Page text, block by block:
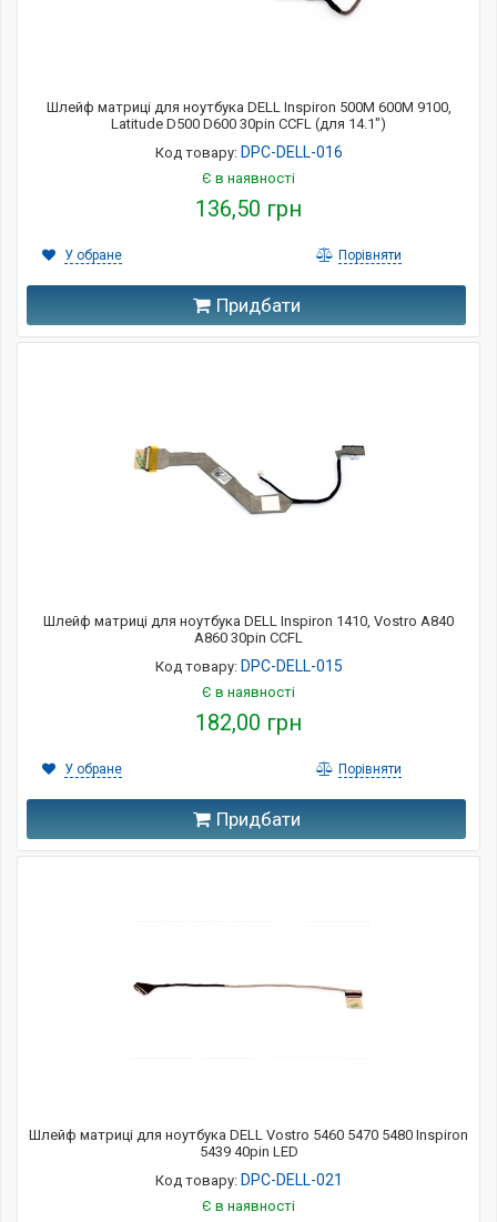
Шлейф матриці для ноутбука DELL Inspiron 500M 600M 9100,
Latitude D500 D600 30pin CCFL (для 14.1")
Код товару: DPC-DELL-016
Є в наявності
136,50 грн
Придбати
У обране Порівняти
Шлейф матриці для ноутбука DELL Inspiron 1410, Vostro A840
A860 30pin CCFL
Код товару: DPC-DELL-015
Є в наявності
182,00 грн
Придбати
У обране Порівняти
Шлейф матриці для ноутбука DELL Vostro 5460 5470 5480 Inspiron
5439 40pin LED
Код товару: DPC-DELL-021
Є в наявності